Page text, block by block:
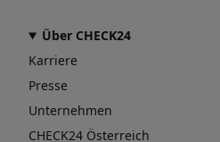
Über CHECK24
Karriere
Presse
Unternehmen
CHECK24 Österreich